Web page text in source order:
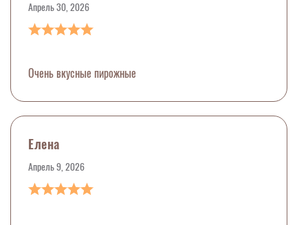
Апрель 30, 2026
Очень вкусные пирожные
Елена
Апрель 9, 2026